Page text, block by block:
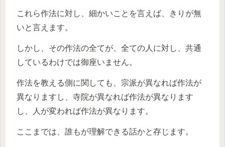
これら作法に対し、細かいことを言えば、きりが無
いと言えます。
しかし、その作法の全てが、全ての人に対し、共通
しているわけでは御座いません。
作法を教える側に関しても、宗派が異なれば作法が
異なりますし、寺院が異なれば作法が異なります
し、人が変われば作法が異なります。
ここまでは、誰もが理解できる話かと存じます。